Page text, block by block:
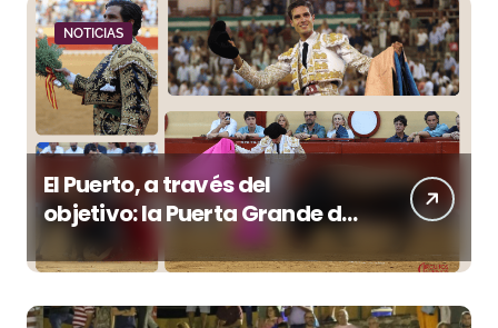
NOTICIAS
El Puerto, a través del
objetivo: la Puerta Grande de
Crespo y el aroma de
Morante